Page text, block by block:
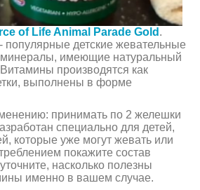
of Life Animal Parade Gold .
детские жевательные
имеющие натуральный
производятся как
выполнены в форме
принимать по 2 желешки
специально для детей,
которые уже могут жевать или
покажите состав
насколько полезны
именно в вашем случае.